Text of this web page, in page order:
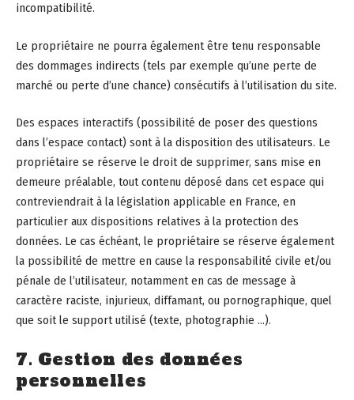
incompatibilité.
Le propriétaire ne pourra également être tenu responsable
des dommages indirects (tels par exemple qu’une perte de
marché ou perte d’une chance) consécutifs à l’utilisation du site.
Des espaces interactifs (possibilité de poser des questions
dans l’espace contact) sont à la disposition des utilisateurs. Le
propriétaire se réserve le droit de supprimer, sans mise en
demeure préalable, tout contenu déposé dans cet espace qui
contreviendrait à la législation applicable en France, en
particulier aux dispositions relatives à la protection des
données. Le cas échéant, le propriétaire se réserve également
la possibilité de mettre en cause la responsabilité civile et/ou
pénale de l’utilisateur, notamment en cas de message à
caractère raciste, injurieux, diffamant, ou pornographique, quel
que soit le support utilisé (texte, photographie …).
7. Gestion des données
personnelles